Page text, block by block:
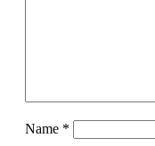
Name *